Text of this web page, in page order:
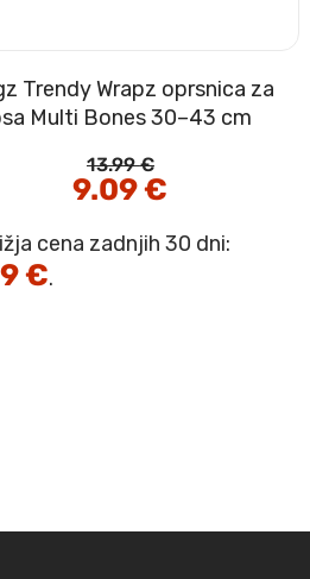
Trendy Wrapz oprsnica za
Multi Bones 30–43 cm
13.99€
Izvirna
cena
bila:
13.99 €.
9.09€
9.09 €.
cena zadnjih 30 dni:
€.